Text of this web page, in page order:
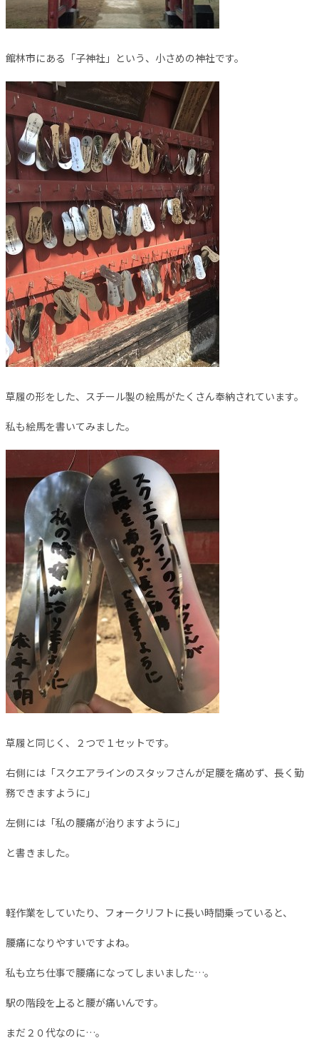
館林市にある「子神社」という、小さめの神社です。
草履の形をした、スチール製の絵馬がたくさん奉納されています。
私も絵馬を書いてみました。
草履と同じく、２つで１セットです。
右側には「スクエアラインのスタッフさんが足腰を痛めず、長く勤
務できますように」
左側には「私の腰痛が治りますように」
と書きました。
軽作業をしていたり、フォークリフトに長い時間乗っていると、
腰痛になりやすいですよね。
私も立ち仕事で腰痛になってしまいました…。
駅の階段を上ると腰が痛いんです。
まだ２０代なのに…。